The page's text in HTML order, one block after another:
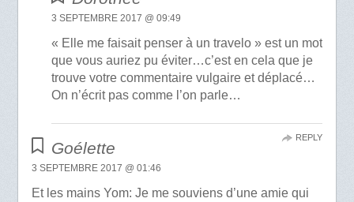
3 SEPTEMBRE 2017 @ 09:49
« Elle me faisait penser à un travelo » est un mot
que vous auriez pu éviter…c’est en cela que je
trouve votre commentaire vulgaire et déplacé…
On n’écrit pas comme l’on parle…
Goélette
3 SEPTEMBRE 2017 @ 01:46
Et les mains Yom: Je me souviens d’une amie qui
REPLY